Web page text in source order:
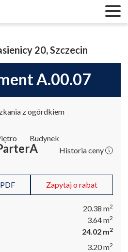
A.00.07
20, Szczecin
z ogórdkiem
Budynek
A Historia ceny
Zapytaj o rabat
20.38 m2
3.64m2
24.02 m2
3.20m2